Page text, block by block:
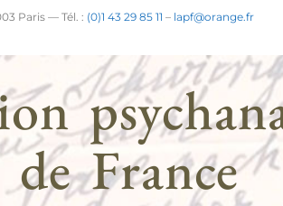
Paris — Tél. : (0)1 43 29 85 11 – lapf@orange.fr
de France